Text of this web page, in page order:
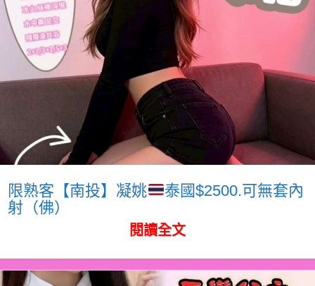
限熟客【南投】凝姚
泰國$2500.可無套內
射（佛）
閱讀全文